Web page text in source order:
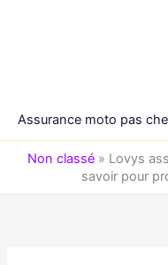
Assurance moto pas
Non classé» Lovys
savoir pour